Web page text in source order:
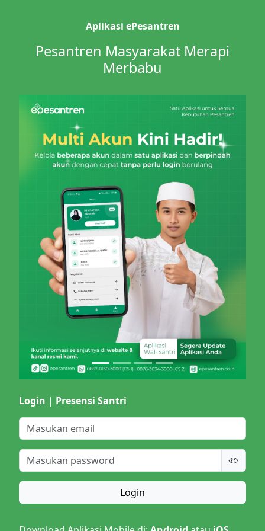
Aplikasi ePesantren
Pesantren Masyarakat Merapi
Merbabu
Login | Presensi Santri
Login